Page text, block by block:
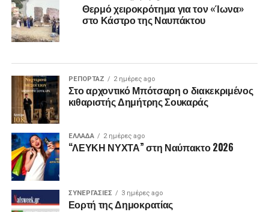
Θερμό χειροκρότημα για τον «Ίωνα»
στο Κάστρο της Ναυπάκτου
ΡΕΠΟΡΤΑΖ 2 ημέρες ago
Στο αρχοντικό Μπότσαρη ο διακεκριμένος
κιθαριστής Δημήτρης Σουκαράς
ΕΛΛΑΔΑ 2 ημέρες ago
“ΛΕΥΚΗ ΝΥΧΤΑ” στη Ναύπακτο 2026
ΣΥΝΕΡΓΑΣΙΕΣ 3 ημέρες ago
Εορτή της Δημοκρατίας